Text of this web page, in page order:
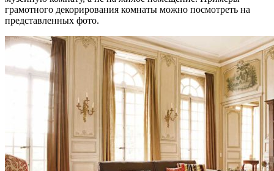
грамотного декорирования комнаты можно посмотреть на
представленных фото.